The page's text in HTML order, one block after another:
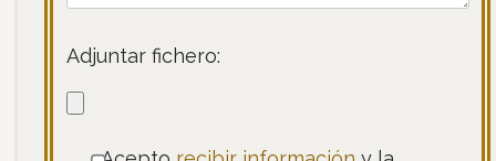
Adjuntar fichero: